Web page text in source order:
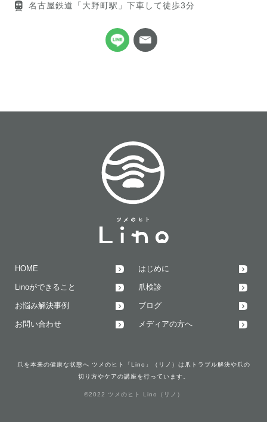
名古屋鉄道「大野町駅」下車して徒歩3分
HOME はじめに
Linoができること 爪検診
お悩み解決事例 ブログ
お問い合わせ メディアの方へ
爪を本来の健康な状態へ ツメのヒト「Lino」（リノ）は爪トラブル解決や爪の
切り方やケアの講座を行っています。
©2022 ツメのヒト Lino（リノ）